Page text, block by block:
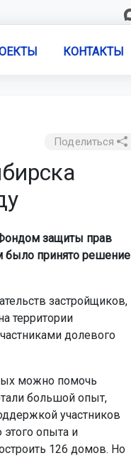
КОНТАКТЫ
Поделиться
защиты прав
было принято решение
застройщиков,
территории
долевого
можно помочь
большой опыт,
участников
опыта и
126 домов. Но